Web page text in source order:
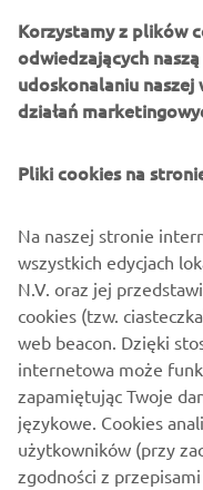
Korzystamy z plików
odwiedzających
udoskonalaniu naszej
działań
Pliki cookies na
Na naszej stronie
wszystkich edycjach
N.V. oraz jej
cookies (tzw.
web beacon. Dzięki
internetowa może
zapamiętując Twoje
językowe. Cookies
użytkowników (przy
zgodności z